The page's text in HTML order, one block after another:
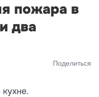
пожара в
два
Поделиться